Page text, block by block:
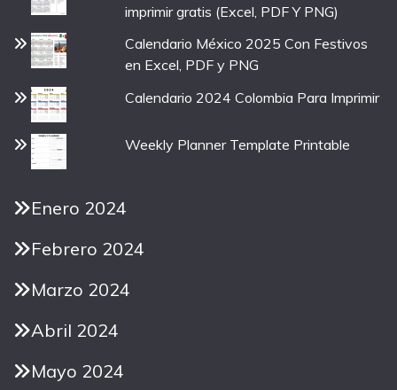
imprimir gratis (Excel, PDF Y PNG)
Calendario México 2025 Con Festivos
en Excel, PDF y PNG
Calendario 2024 Colombia Para Imprimir
Weekly Planner Template Printable
Enero 2024
Febrero 2024
Marzo 2024
Abril 2024
Mayo 2024